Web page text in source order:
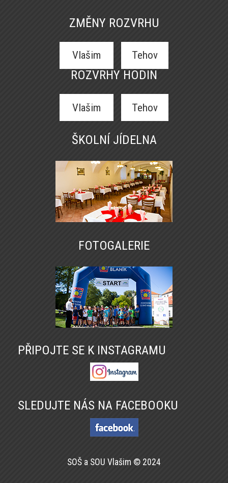
ZMĚNY ROZVRHU
Vlašim Tehov
ROZVRHY HODIN
Vlašim Tehov
ŠKOLNÍ JÍDELNA
FOTOGALERIE
PŘIPOJTE SE K INSTAGRAMU
SLEDUJTE NÁS NA FACEBOOKU
SOŠ a SOU Vlašim © 2024